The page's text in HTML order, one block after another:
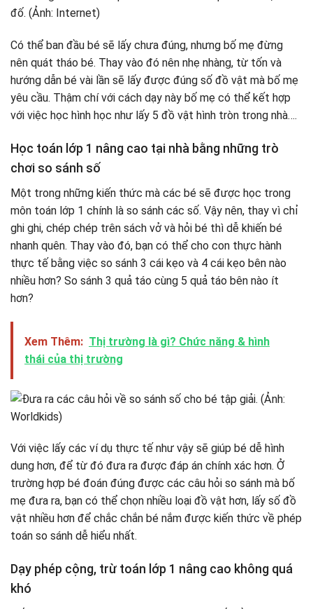
Có thể ban đầu bé sẽ lấy chưa đúng, nhưng bố mẹ đừng
nên quát tháo bé. Thay vào đó nên nhẹ nhàng, từ tốn và
hướng dẫn bé vài lần sẽ lấy được đúng số đồ vật mà bố mẹ
yêu cầu. Thậm chí với cách dạy này bố mẹ có thể kết hợp
với việc học hình học như lấy 5 đồ vật hình tròn trong nhà….
Học toán lớp 1 nâng cao tại nhà bằng những trò
chơi so sánh số
Một trong những kiến thức mà các bé sẽ được học trong
môn toán lớp 1 chính là so sánh các số. Vậy nên, thay vì chỉ
ghi ghi, chép chép trên sách vở và hỏi bé thì dễ khiến bé
nhanh quên. Thay vào đó, bạn có thể cho con thực hành
thực tế bằng việc so sánh 3 cái kẹo và 4 cái kẹo bên nào
nhiều hơn? So sánh 3 quả táo cùng 5 quả táo bên nào ít
hơn?
Xem Thêm: Thị trường là gì? Chức năng & hình
thái của thị trường
Với việc lấy các ví dụ thực tế như vậy sẽ giúp bé dễ hình
dung hơn, để từ đó đưa ra được đáp án chính xác hơn. Ở
trường hợp bé đoán đúng được các câu hỏi so sánh mà bố
mẹ đưa ra, bạn có thể chọn nhiều loại đồ vật hơn, lấy số đồ
vật nhiều hơn để chắc chắn bé nắm được kiến thức về phép
toán so sánh dễ hiểu nhất.
Dạy phép cộng, trừ toán lớp 1 nâng cao không quá
khó